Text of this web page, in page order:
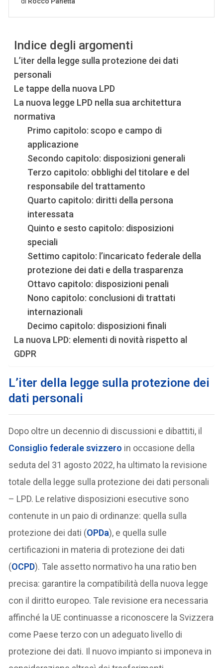
Indice degli argomenti
L’iter della legge sulla protezione dei dati
personali
Le tappe della nuova LPD
La nuova legge LPD nella sua architettura
normativa
Primo capitolo: scopo e campo di
applicazione
Secondo capitolo: disposizioni generali
Terzo capitolo: obblighi del titolare e del
responsabile del trattamento
Quarto capitolo: diritti della persona
interessata
Quinto e sesto capitolo: disposizioni
speciali
Settimo capitolo: l’incaricato federale della
protezione dei dati e della trasparenza
Ottavo capitolo: disposizioni penali
Nono capitolo: conclusioni di trattati
internazionali
Decimo capitolo: disposizioni finali
La nuova LPD: elementi di novità rispetto al
GDPR
L’iter della legge sulla protezione dei
dati personali
Dopo oltre un decennio di discussioni e dibattiti, il
Consiglio federale svizzero in occasione della
seduta del 31 agosto 2022, ha ultimato la revisione
totale della legge sulla protezione dei dati personali
– LPD. Le relative disposizioni esecutive sono
contenute in un paio di ordinanze: quella sulla
protezione dei dati (OPDa), e quella sulle
certificazioni in materia di protezione dei dati
(OCPD). Tale assetto normativo ha una ratio ben
precisa: garantire la compatibilità della nuova legge
con il diritto europeo. Tale revisione era necessaria
affinché la UE continuasse a riconoscere la Svizzera
come Paese terzo con un adeguato livello di
protezione dei dati. Il nuovo impianto si imponeva in